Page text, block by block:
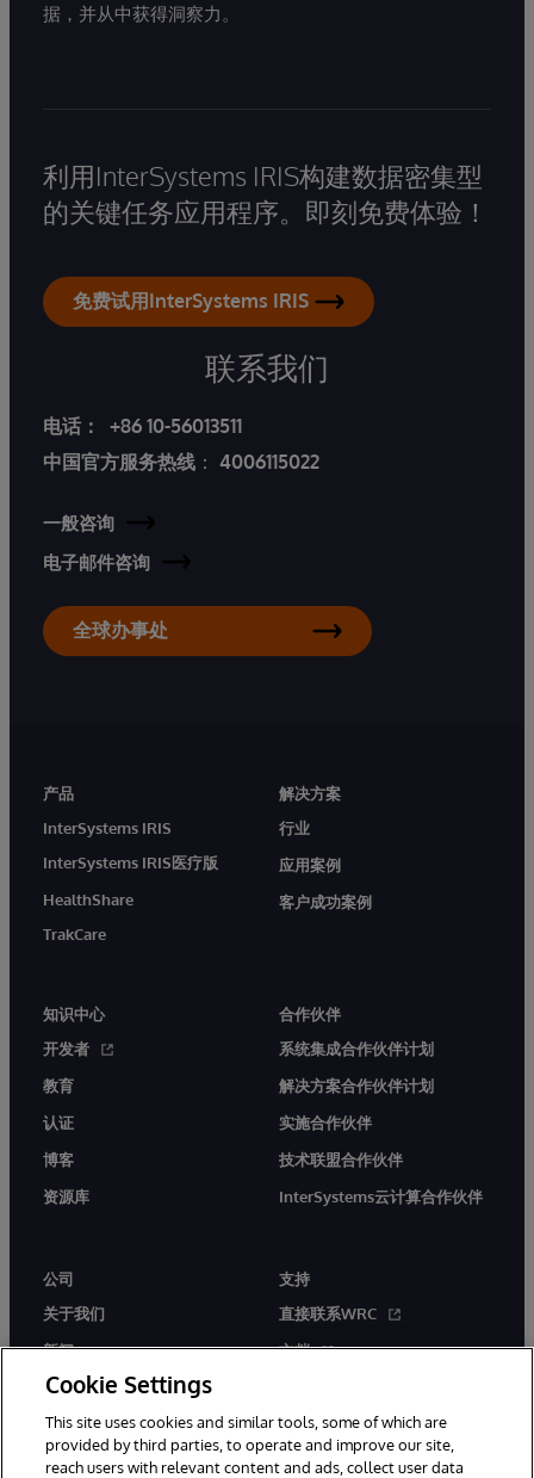
据，并从中获得洞察力。
利用InterSystems IRIS构建数据密集型
的关键任务应用程序。即刻免费体验！
免费试用InterSystems IRIS
联系我们
电话：
+86 10-56013511
中国官方服务热线 ： 4006115022
一般咨询
电子邮件咨询
全球办事处
产品
InterSystems IRIS
InterSystems IRIS医疗版
HealthShare
TrakCare
解决方案
行业
应用案例
客户成功案例
知识中心
开发者
教育
认证
博客
资源库
合作伙伴
系统集成合作伙伴计划
解决方案合作伙伴计划
实施合作伙伴
技术联盟合作伙伴
InterSystems云计算合作伙伴
公司
关于我们
新闻
活动
工作机会
支持
直接联系WRC
文档
Cookie Settings
This site uses cookies and similar tools, some of which are
provided by third parties, to operate and improve our site,
reach users with relevant content and ads, collect user data